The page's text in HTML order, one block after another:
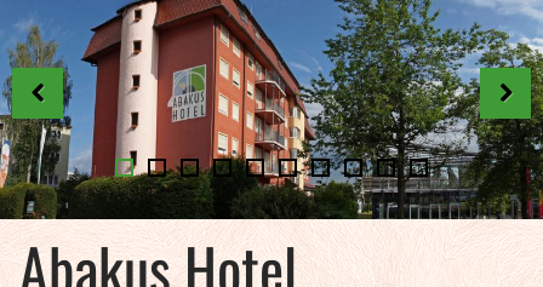
Prev Next
Abakus Hotel